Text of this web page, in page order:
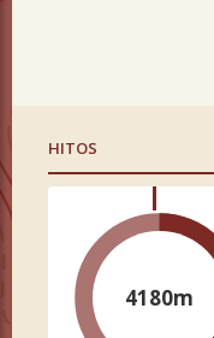
HITOS
4180m